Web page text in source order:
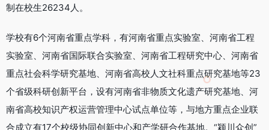
制在校生26234人。
学校有6个河南省重点学科，有河南省重点实验室、河南省工程
实验室、河南省国际联合实验室、河南省工程研究中心、河南省
重点社会科学研究基地、河南省高校人文社科重点研究基地等23
个省级科研创新平台，设有河南省非物质文化遗产研究基地、河
南省高校知识产权运营管理中心试点单位等，与地方重点企业联
合成立有17个校级协同创新中心和产学研合作基地。“颍川众创”